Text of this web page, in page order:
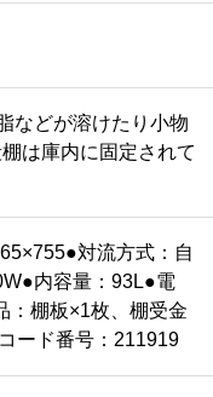
などが溶けたり小物
は庫内に固定されて
対流方式：自
内容量：93L●電
棚板×1枚、棚受金
ード番号：211919